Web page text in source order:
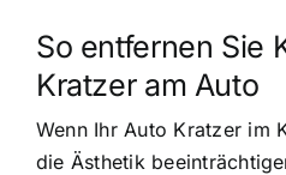
So entfernen Sie
Kratzer am Auto
Wenn Ihr Auto Kratzer im
die Ästhetik